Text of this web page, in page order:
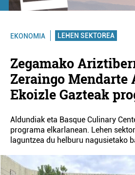
EKONOMIA LEHEN SEKTOREA
Zegamako
Zeraingo Mendarte
Ekoizle Gazteak
Aldundiak eta Basque Culinary
programa elkarlanean. Lehen
laguntzea du helburu nagusietako